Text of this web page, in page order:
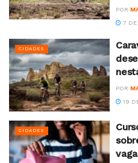
POR
7
CIDADES
POR
19
CIDADES